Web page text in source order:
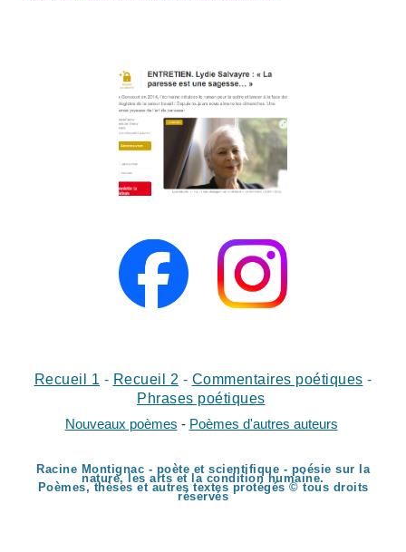
Recueil 1 - Recueil 2 - Commentaires poétiques -
Phrases poétiques
Nouveaux poèmes - Poèmes d'autres auteurs
Racine Montignac - poète et scientifique - poésie sur la
nature, les arts et la condition humaine.
Poèmes, thèses et autres textes protégés © tous droits
réservés